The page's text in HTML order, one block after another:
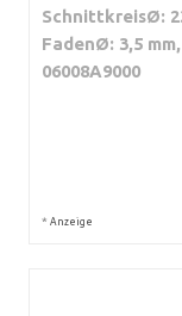
SchnittkreisØ:
FadenØ: 3,5
06008A9000
* Anzeige